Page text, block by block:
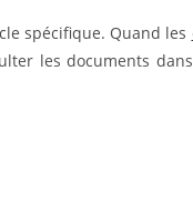
spécifique. Quand les
les documents